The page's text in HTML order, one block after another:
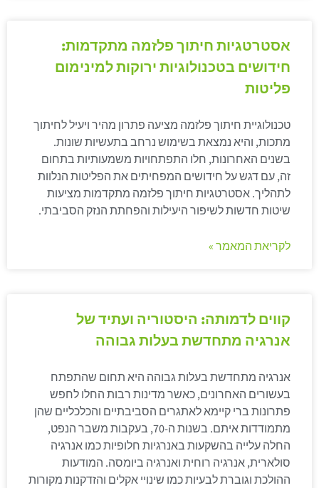
אסטרטגיות חיתוך פלזמה מתקדמות:
חידושים בטכנולוגיות ירוקות למינימום
פליטות
טכנולוגיית חיתוך פלזמה מציעה פתרון מהיר ויעיל לחיתוך
מתכות, והיא נמצאת בשימוש נרחב בתעשיות שונות.
בשנים האחרונות, חלו התפתחויות משמעותיות בתחום
זה, עם דגש על חידושים המפחיתים את הפליטות הנלוות
לתהליך. אסטרטגיות חיתוך פלזמה מתקדמות מציעות
שיטות חדשות לשיפור היעילות והפחתת הנזק הסביבתי.
לקריאת המאמר »
קווים לדמותה: היסטוריה ועתיד של
אנרגיה מתחדשת בעלות גבוהה
אנרגיה מתחדשת בעלות גבוהה היא תחום שהתפתח
בעשורים האחרונים, כאשר מדינות רבות החלו לחפש
פתרונות ברי קיימא לאתגרים הסביבתיים והכלכליים שהן
מתמודדות איתם. בשנות ה-70, בעקבות משבר הנפט,
החלה עלייה בהשקעות באנרגיות חלופיות כמו אנרגיה
סולארית, אנרגיה רוחית ואנרגיה ביומסה. המודעות
ההולכת וגוברת לבעיות כמו שינויי אקלים והזדקנות מקורות